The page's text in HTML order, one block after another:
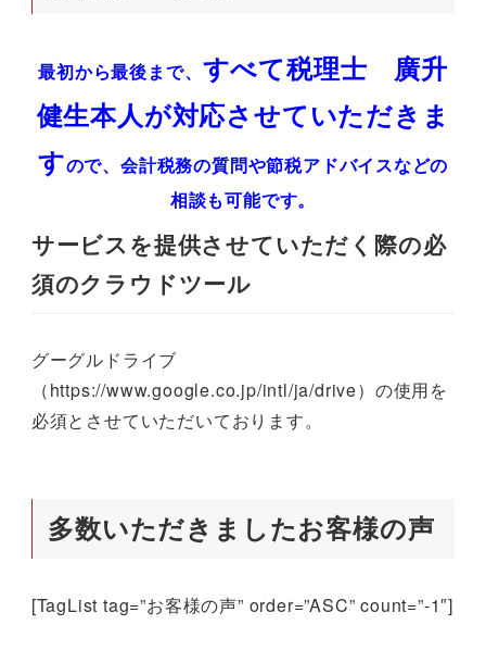
最初から最後まで、 すべて税理士 廣升
健生本人が対応させていただきま
すので、会計税務の質問や節税アドバイスなどの
相談も可能です。
サービスを提供させていただく際の必
須のクラウドツール
グーグルドライブ
（https://www.google.co.jp/intl/ja/drive）の使用を
必須とさせていただいております。
多数いただきましたお客様の声
[TagList tag=”お客様の声” order=”ASC” count=”-1″]